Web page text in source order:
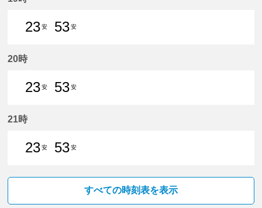
23安
53安
20時
23安
53安
21時
23安
53安
すべての時刻表を表示